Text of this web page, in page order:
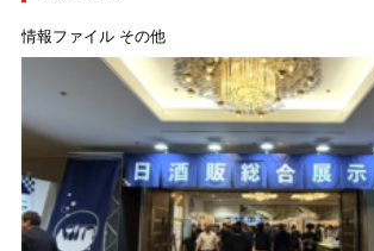
情報ファイル その他